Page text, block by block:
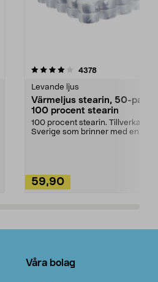
4378recensioner
Levande ljus
Värmeljus stearin, 50-pack,
100 procent stearin
100 procent stearin. Tillverkade i
Sverige som brinner med en
59,90
4.5av 5 stjärnor
Våra bolag